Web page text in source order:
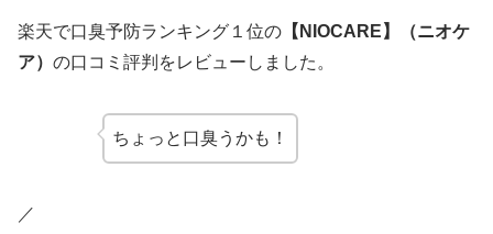
楽天で口臭予防ランキング１位の 【NIOCARE】（ニオケ
ア） の口コミ評判をレビューしました。
ちょっと口臭うかも！
／